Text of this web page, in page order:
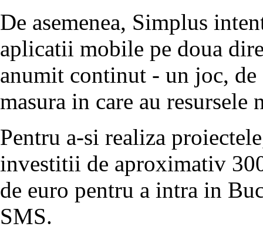
De asemenea, Simplus
aplicatii mobile pe doua
anumit continut - un joc,
masura in care au resursele
Pentru a-si realiza
investitii de aproximativ
de euro pentru a intra in
SMS.